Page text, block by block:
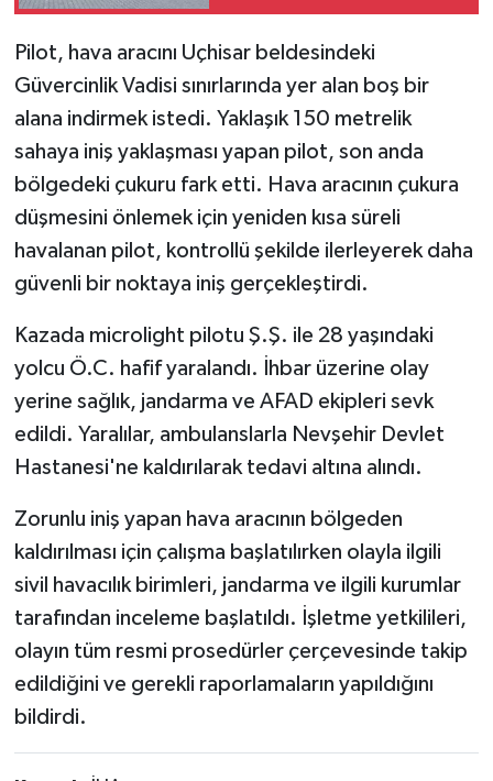
Pilot, hava aracını Uçhisar beldesindeki
Güvercinlik Vadisi sınırlarında yer alan boş bir
alana indirmek istedi. Yaklaşık 150 metrelik
sahaya iniş yaklaşması yapan pilot, son anda
bölgedeki çukuru fark etti. Hava aracının çukura
düşmesini önlemek için yeniden kısa süreli
havalanan pilot, kontrollü şekilde ilerleyerek daha
güvenli bir noktaya iniş gerçekleştirdi.
Kazada microlight pilotu Ş.Ş. ile 28 yaşındaki
yolcu Ö.C. hafif yaralandı. İhbar üzerine olay
yerine sağlık, jandarma ve AFAD ekipleri sevk
edildi. Yaralılar, ambulanslarla Nevşehir Devlet
Hastanesi'ne kaldırılarak tedavi altına alındı.
Zorunlu iniş yapan hava aracının bölgeden
kaldırılması için çalışma başlatılırken olayla ilgili
sivil havacılık birimleri, jandarma ve ilgili kurumlar
tarafından inceleme başlatıldı. İşletme yetkilileri,
olayın tüm resmi prosedürler çerçevesinde takip
edildiğini ve gerekli raporlamaların yapıldığını
bildirdi.